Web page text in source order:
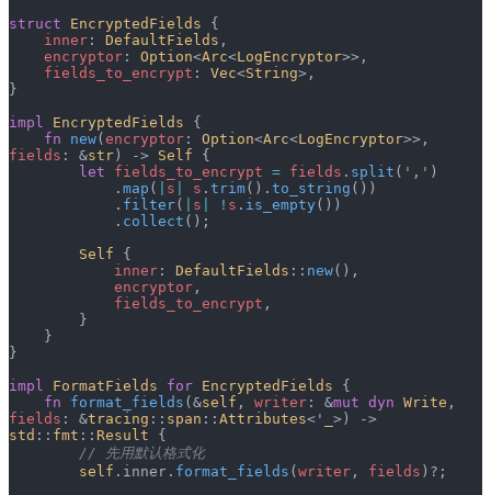
struct EncryptedFields {
    inner
: DefaultFields ,
    encryptor
: Option<Arc<LogEncryptor>>,
    fields_to_encrypt
: Vec<String>,
}
impl
EncryptedFields {
    fn
new(encryptor : Option<Arc<LogEncryptor
fields : &str) -> Self {
        let
fields_to_encrypt = fields . split ( ',' )
            .
map ( s s . trim(). to_string ())
            .
filter( s ! s . is_empty ())
            .
collect ();
        Self
{
            inner
: DefaultFields :: new(),
            encryptor
,
            fields_to_encrypt
,
        }
    }
}
impl
FormatFields for EncryptedFields {
    fn
format_fields (&self , writer : &mut dyn Write
fields : &tracing :: span :: Attributes<'
std :: fmt :: Result {
        // 先用默认格式化
        self
.inner. format_fields (writer , fields )?;